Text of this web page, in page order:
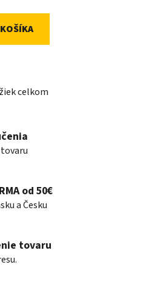
O
á
d
i
e
v
k
celkom
od 50€
a Česku
tovaru